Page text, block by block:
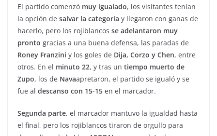
El partido comenzó muy igualado, los visitantes tenían
la opción de salvar la categoría y llegaron con ganas de
hacerlo, pero los rojiblancos se adelantaron muy
pronto gracias a una buena defensa, las paradas de
Roney Franzini y los goles de Dija, Corzo y Chen, entre
otros. En el minuto 22, y tras un tiempo muerto de
Zupo, los de Navaapretaron, el partido se igualó y se
fue al descanso con 15-15 en el marcador.
Segunda parte, el marcador mantuvo la igualdad hasta
el final, pero los rojiblancos tiraron de orgullo para